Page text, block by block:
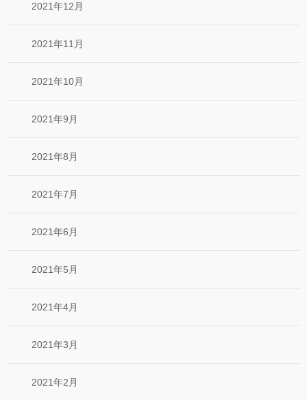
2021年12月
2021年11月
2021年10月
2021年9月
2021年8月
2021年7月
2021年6月
2021年5月
2021年4月
2021年3月
2021年2月